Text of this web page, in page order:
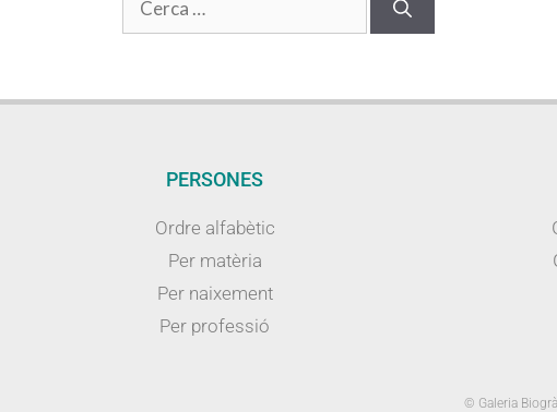
PERSONES
Ordre alfabètic
Per matèria
Per naixement
Per professió
© Galeria